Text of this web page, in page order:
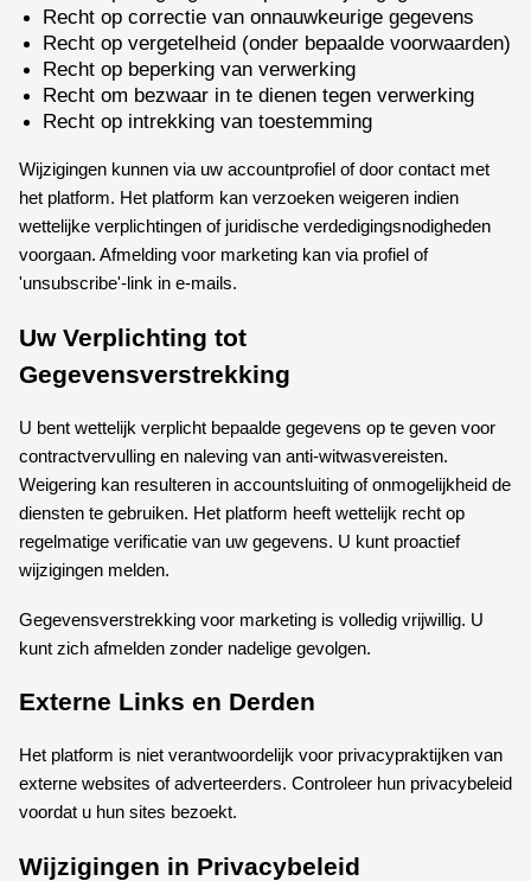
Recht op correctie van onnauwkeurige gegevens
Recht op vergetelheid (onder bepaalde voorwaarden)
Recht op beperking van verwerking
Recht om bezwaar in te dienen tegen verwerking
Recht op intrekking van toestemming
Wijzigingen kunnen via uw accountprofiel of door contact met
het platform. Het platform kan verzoeken weigeren indien
wettelijke verplichtingen of juridische verdedigingsnodigheden
voorgaan. Afmelding voor marketing kan via profiel of
'unsubscribe'-link in e-mails.
Uw Verplichting tot
Gegevensverstrekking
U bent wettelijk verplicht bepaalde gegevens op te geven voor
contractvervulling en naleving van anti-witwasvereisten.
Weigering kan resulteren in accountsluiting of onmogelijkheid de
diensten te gebruiken. Het platform heeft wettelijk recht op
regelmatige verificatie van uw gegevens. U kunt proactief
wijzigingen melden.
Gegevensverstrekking voor marketing is volledig vrijwillig. U
kunt zich afmelden zonder nadelige gevolgen.
Externe Links en Derden
Het platform is niet verantwoordelijk voor privacypraktijken van
externe websites of adverteerders. Controleer hun privacybeleid
voordat u hun sites bezoekt.
Wijzigingen in Privacybeleid